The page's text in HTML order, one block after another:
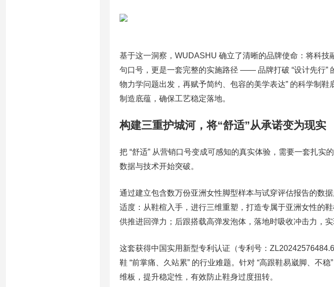
基于这一洞察，WUDASHU 确立了清晰的品牌使命：将科技
句口号，更是一套完整的实施路径 —— 品牌打破 “设计先行”
物力学问题出发，再赋予简约、包容的美学表达” 的科学制鞋
制造底蕴，确保工艺稳定落地。
构建三重护城河，将“舒适”从承诺变为现实
把 “舒适” 从营销口号变成可感知的真实体验，需要一套扎实
数据与技术开始突破。
通过建立包含数万份亚洲女性脚型样本与试穿评估报告的数
适度：从鞋楦入手，进行三维重塑，打造专属于亚洲女性的
供推进回弹力；后跟搭载高弹发泡体，落地时吸收冲击力，实
这套获得中国实用新型专利认证（专利号：
鞋 “前掌痛、久站累” 的行业难题。针对 “高跟鞋易崴脚、不
维板，提升稳定性，有效防止鞋身过度扭转。